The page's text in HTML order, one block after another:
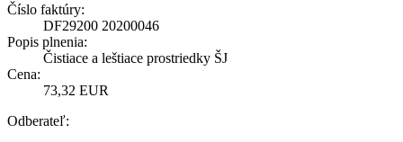
Číslo faktúry:
DF29200 20200046
Popis plnenia:
Čistiace a leštiace prostriedky ŠJ
Cena:
73,32 EUR
Odberateľ: